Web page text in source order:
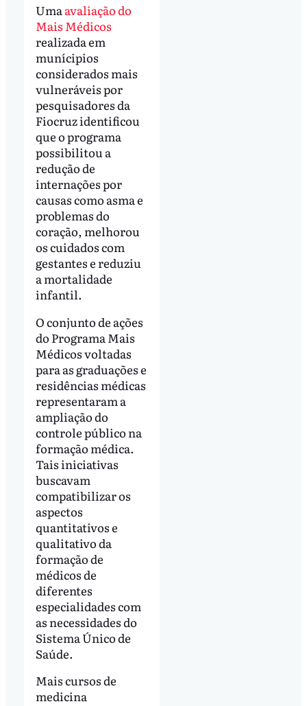
Uma avaliação do
Mais Médicos
realizada em
munícipios
considerados mais
vulneráveis por
pesquisadores da
Fiocruz identificou
que o programa
possibilitou a
redução de
internações por
causas como asma e
problemas do
coração, melhorou
os cuidados com
gestantes e reduziu
a mortalidade
infantil.
O conjunto de ações
do Programa Mais
Médicos voltadas
para as graduações e
residências médicas
representaram a
ampliação do
controle público na
formação médica.
Tais iniciativas
buscavam
compatibilizar os
aspectos
quantitativos e
qualitativo da
formação de
médicos de
diferentes
especialidades com
as necessidades do
Sistema Único de
Saúde.
Mais cursos de
medicina